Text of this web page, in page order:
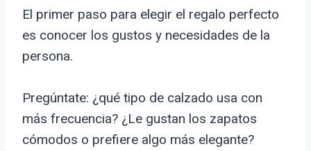
El primer paso para elegir el regalo perfecto
es conocer los gustos y necesidades de la
persona.
Pregúntate: ¿qué tipo de calzado usa con
más frecuencia? ¿Le gustan los zapatos
cómodos o prefiere algo más elegante?